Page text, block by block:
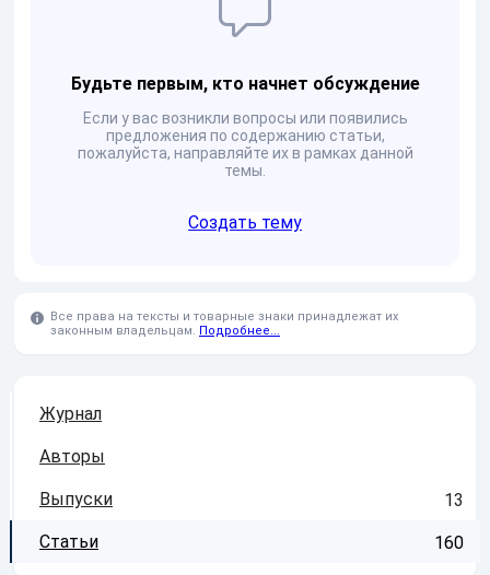
Будьте первым, кто начнет обсуждение
Если у вас возникли вопросы или появились
предложения по содержанию статьи,
пожалуйста, направляйте их в рамках данной
темы.
Создать тему
Все права на тексты и товарные знаки принадлежат их
законным владельцам. Подробнее...
Журнал
Авторы
Выпуски 13
Статьи 160